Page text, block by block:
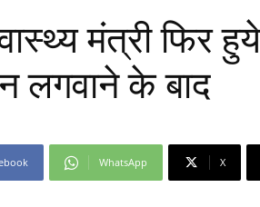
मंत्री फिर
लगवाने के बाद
WhatsApp X